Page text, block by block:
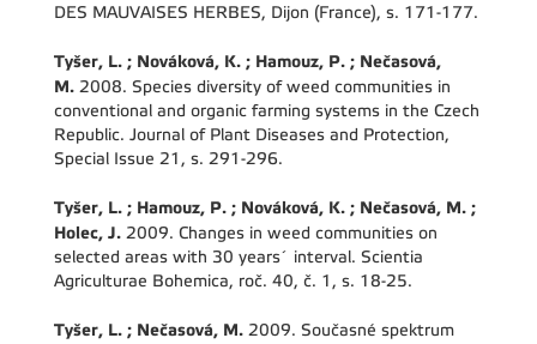
DES MAUVAISES HERBES, Dijon (France), s. 171-177.
Tyšer, L. ; Nováková, K. ; Hamouz, P. ; Nečasová,
M. 2008. Species diversity of weed communities in
conventional and organic farming systems in the Czech
Republic. Journal of Plant Diseases and Protection,
Special Issue 21, s. 291-296.
Tyšer, L. ; Hamouz, P. ; Nováková, K. ; Nečasová, M. ;
Holec, J. 2009. Changes in weed communities on
selected areas with 30 years´ interval. Scientia
Agriculturae Bohemica, roč. 40, č. 1, s. 18-25.
Tyšer, L. ; Nečasová, M. 2009. Současné spektrum